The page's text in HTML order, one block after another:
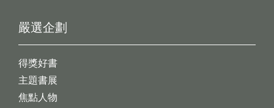
嚴選企劃
得獎好書
主題書展
焦點人物